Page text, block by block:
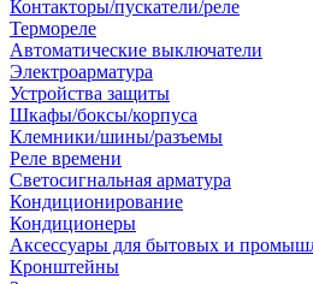
Контакторы/пускатели/реле
Термореле
Автоматические выключатели
Электроарматура
Устройства защиты
Шкафы/боксы/корпуса
Клемники/шины/разъемы
Реле времени
Светосигнальная арматура
Кондиционирование
Кондиционеры
Аксессуары для бытовых и
Кронштейны